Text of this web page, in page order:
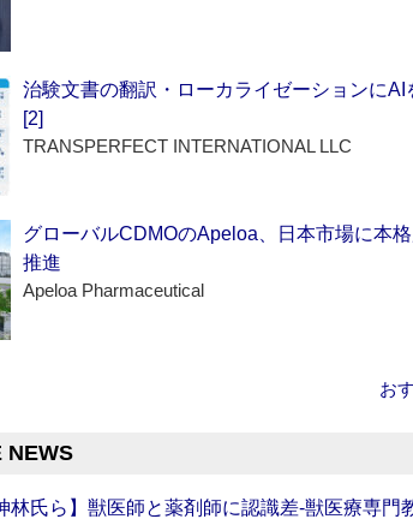
治験文書の翻訳・ローカライゼーションに
[2]
TRANSPERFECT INTERNATIONAL LLC
グローバルCDMOのApeloa、日本市場に本
推進
Apeloa Pharmaceutical
お
NEWS
林氏ら】獣医師と薬剤師に認識差‐獣医療専門